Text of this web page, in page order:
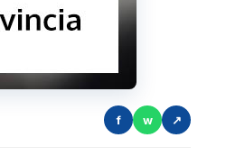
f w ↗